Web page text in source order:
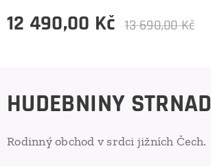
12 490,00 Kč 13 690,00Kč
HUDEBNINY STRNAD
Rodinný obchod v srdci jižních Čech.